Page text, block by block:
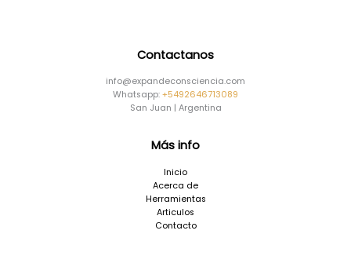
Contactanos
info@expandeconsciencia.com
Whatsapp: +5492646713089
San Juan | Argentina
Más info
Inicio
Acerca de
Herramientas
Articulos
Contacto